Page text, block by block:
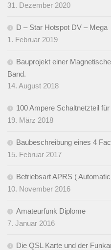
31. Dezember 2020
D – Star Hotspot DV – Mega
1. Februar 2019
Bauprojekt einer
Band.
14. August 2018
100 Ampere Schaltnetzteil
19. März 2018
Baubeschreibung eines 4
15. Februar 2017
Betriebsart APRS (
10. November 2016
Amateurfunk Diplome
7. Januar 2016
Die QSL Karte und der